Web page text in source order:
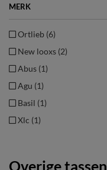
MERK
Ortlieb (6)
New looxs (2)
Abus (1)
Agu (1)
Basil (1)
Xlc (1)
Overige tassen